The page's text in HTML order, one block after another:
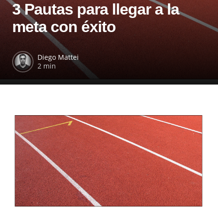
3 Pautas para llegar a la
meta con éxito
Diego Mattei
2 min